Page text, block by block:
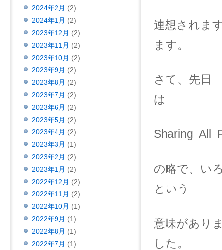
連想されま
ます。
さて、先日
は
Sharing All
の略で、い
という
意味があり
した。
2024年2月 (2)
2024年1月 (2)
2023年12月 (2)
2023年11月 (2)
2023年10月 (2)
2023年9月 (2)
2023年8月 (2)
2023年7月 (2)
2023年6月 (2)
2023年5月 (2)
2023年4月 (2)
2023年3月 (1)
2023年2月 (2)
2023年1月 (2)
2022年12月 (2)
2022年11月 (2)
2022年10月 (1)
2022年9月 (1)
2022年8月 (1)
2022年7月 (1)